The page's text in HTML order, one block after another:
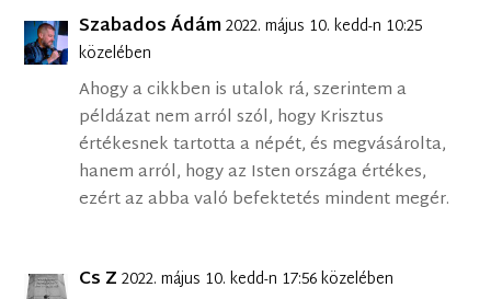
Szabados Ádám2022. május 10. kedd-n 10:25
közelében
Ahogy a cikkben is utalok rá, szerintem a
példázat nem arról szól, hogy Krisztus
értékesnek tartotta a népét, és megvásárolta,
hanem arról, hogy az Isten országa értékes,
ezért az abba való befektetés mindent megér.
Cs Z 2022. május 10. kedd-n 17:56 közelében